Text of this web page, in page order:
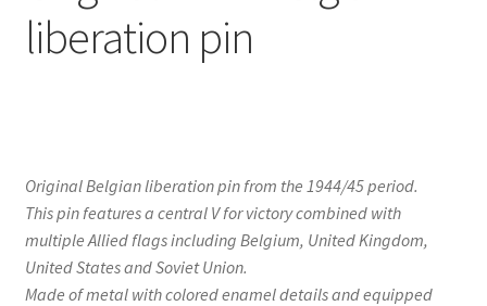
liberation pin
Original Belgian liberation pin from the 1944/45 period.
This pin features a central V for victory combined with
multiple Allied flags including Belgium, United Kingdom,
United States and Soviet Union.
Made of metal with colored enamel details and equipped